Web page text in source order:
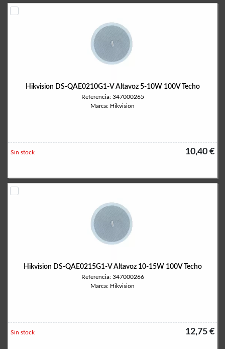
Hikvision DS-QAE0210G1-V Altavoz 5-10W 100V Techo
Referencia: 347000265
Marca: Hikvision
10,40 €
Sin stock
Hikvision DS-QAE0215G1-V Altavoz 10-15W 100V Techo
Referencia: 347000266
Marca: Hikvision
12,75 €
Sin stock